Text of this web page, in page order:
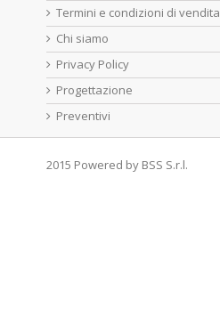
Termini e condizioni di vendita
Chi siamo
Privacy Policy
Progettazione
Preventivi
2015 Powered by BSS S.r.l.